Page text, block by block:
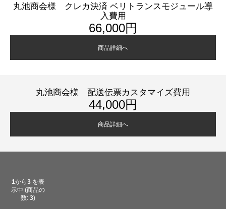
丸池商会様 クレカ決済 ベリトランスモジュール導
入費用
66,000円
商品詳細へ
丸池商会様 配送伝票カスタマイズ費用
44,000円
商品詳細へ
1から3 を表
示中 (商品の
数:3)